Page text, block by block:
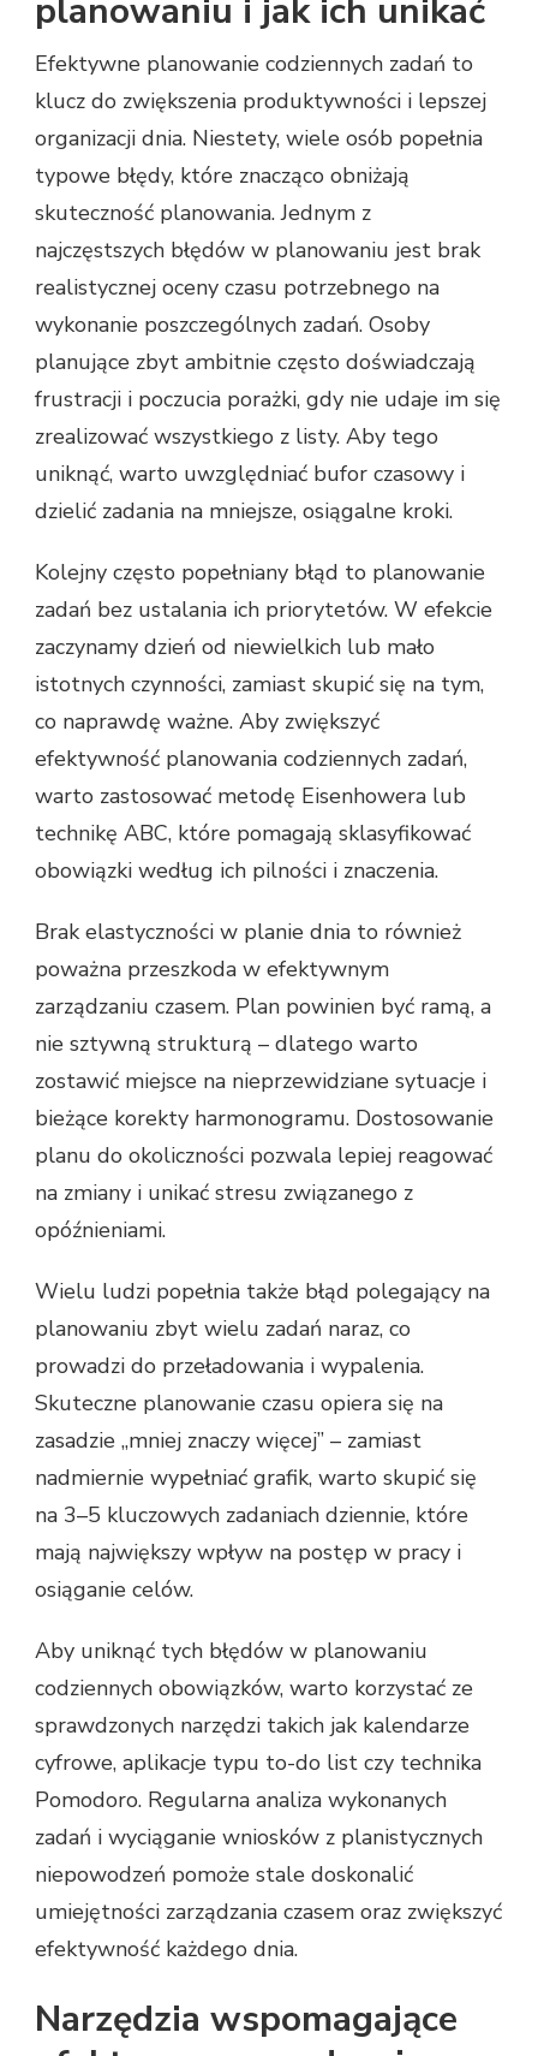
planowaniu i jak ich unikać
Efektywne planowanie codziennych zadań to
klucz do zwiększenia produktywności i lepszej
organizacji dnia. Niestety, wiele osób popełnia
typowe błędy, które znacząco obniżają
skuteczność planowania. Jednym z
najczęstszych błędów w planowaniu jest brak
realistycznej oceny czasu potrzebnego na
wykonanie poszczególnych zadań. Osoby
planujące zbyt ambitnie często doświadczają
frustracji i poczucia porażki, gdy nie udaje im się
zrealizować wszystkiego z listy. Aby tego
uniknąć, warto uwzględniać bufor czasowy i
dzielić zadania na mniejsze, osiągalne kroki.
Kolejny często popełniany błąd to planowanie
zadań bez ustalania ich priorytetów. W efekcie
zaczynamy dzień od niewielkich lub mało
istotnych czynności, zamiast skupić się na tym,
co naprawdę ważne. Aby zwiększyć
efektywność planowania codziennych zadań,
warto zastosować metodę Eisenhowera lub
technikę ABC, które pomagają sklasyfikować
obowiązki według ich pilności i znaczenia.
Brak elastyczności w planie dnia to również
poważna przeszkoda w efektywnym
zarządzaniu czasem. Plan powinien być ramą, a
nie sztywną strukturą – dlatego warto
zostawić miejsce na nieprzewidziane sytuacje i
bieżące korekty harmonogramu. Dostosowanie
planu do okoliczności pozwala lepiej reagować
na zmiany i unikać stresu związanego z
opóźnieniami.
Wielu ludzi popełnia także błąd polegający na
planowaniu zbyt wielu zadań naraz, co
prowadzi do przeładowania i wypalenia.
Skuteczne planowanie czasu opiera się na
zasadzie „mniej znaczy więcej” – zamiast
nadmiernie wypełniać grafik, warto skupić się
na 3–5 kluczowych zadaniach dziennie, które
mają największy wpływ na postęp w pracy i
osiąganie celów.
Aby uniknąć tych błędów w planowaniu
codziennych obowiązków, warto korzystać ze
sprawdzonych narzędzi takich jak kalendarze
cyfrowe, aplikacje typu to-do list czy technika
Pomodoro. Regularna analiza wykonanych
zadań i wyciąganie wniosków z planistycznych
niepowodzeń pomoże stale doskonalić
umiejętności zarządzania czasem oraz zwiększyć
efektywność każdego dnia.
Narzędzia wspomagające